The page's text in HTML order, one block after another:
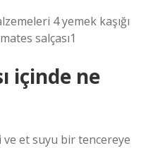
4 yemek kaşığı
salçası1
içinde ne
ve et suyu bir tencereye